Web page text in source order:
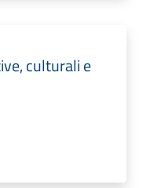
culturali e